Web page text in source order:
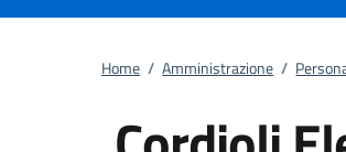
Home / Amministrazione /